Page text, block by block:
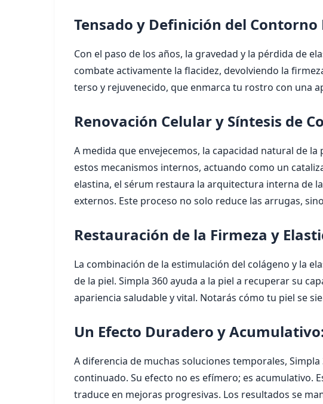
Tensado y Definición del
Con el paso de los años, la gravedad y la pérdida de
combate activamente la flacidez, devolviendo la
terso y rejuvenecido, que enmarca tu rostro con una
Renovación Celular y Síntesis de
A medida que envejecemos, la capacidad natural de
estos mecanismos internos, actuando como un
elastina, el sérum restaura la arquitectura interna de
externos. Este proceso no solo reduce las arrugas,
Restauración de la Firmeza y
La combinación de la estimulación del colágeno y la
de la piel. Simpla 360 ayuda a la piel a recuperar su
apariencia saludable y vital. Notarás cómo tu piel se
Un Efecto Duradero y
A diferencia de muchas soluciones temporales,
continuado. Su efecto no es efímero; es acumulativo.
traduce en mejoras progresivas. Los resultados se